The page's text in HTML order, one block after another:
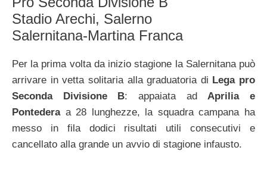
Stadio Arechi, Salerno
Salernitana-Martina Franca
Per la prima volta da inizio stagione la Salernitana può
arrivare in vetta solitaria alla graduatoria di Lega pro
Seconda Divisione B: appaiata adAprilia e
Pontederaa 28 lunghezze, la squadra campana ha
messo in fila dodici risultati utili consecutivi e
cancellato alla grande un avvio di stagione infausto.